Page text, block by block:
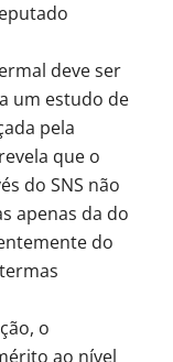
deve ser
um estudo de
pela
que o
do SNS não
apenas da do
do
o
ao nível